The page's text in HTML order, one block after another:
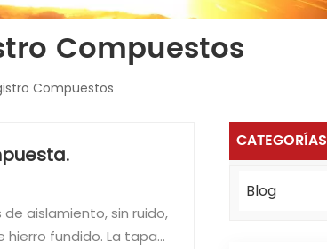
Compuestos
Compuestos
CATEGORÍAS
Blog
hierro fundido. La tapa